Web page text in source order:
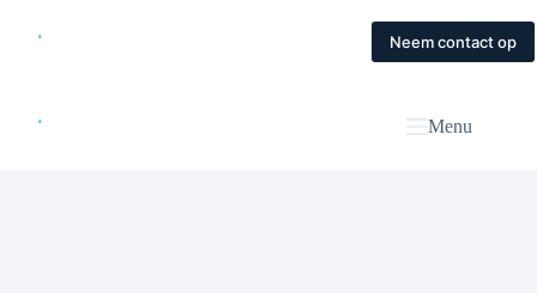
Contact
Neem contact op
Menu